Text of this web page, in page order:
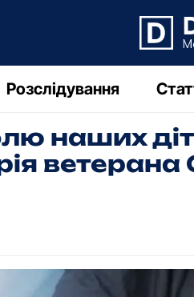
Розслідування
наших